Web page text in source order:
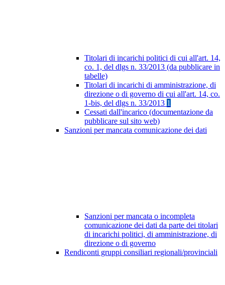
Titolari di incarichi politici di cui all'art. 14,
co. 1, del dlgs n. 33/2013 (da pubblicare in
tabelle)
Titolari di incarichi di amministrazione, di
direzione o di governo di cui all'art. 14, co.
1-bis, del dlgs n. 33/2013 1
Cessati dall'incarico (documentazione da
pubblicare sul sito web)
Sanzioni per mancata comunicazione dei dati
Sanzioni per mancata o incompleta
comunicazione dei dati da parte dei titolari
di incarichi politici, di amministrazione, di
direzione o di governo
Rendiconti gruppi consiliari regionali/provinciali